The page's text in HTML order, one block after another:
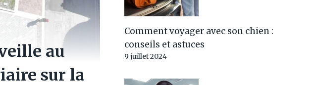
au
sur la
Comment voyager avec son chien :
conseils et astuces
9 juillet 2024